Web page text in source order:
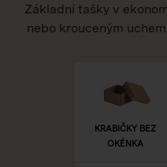
Základní tašky v
nebo krouceným
KRABIČKY BEZ
OKÉNKA